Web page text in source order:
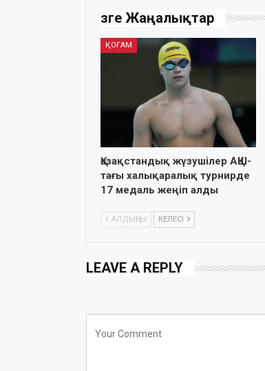
Өзге Жаңалықтар
ҚОҒАМ
Қазақстандық жүзушілер АҚШ-
тағы халықаралық турнирде
17 медаль жеңіп алды
АЛДЫҢҒЫ КЕЛЕСІ
LEAVE A REPLY